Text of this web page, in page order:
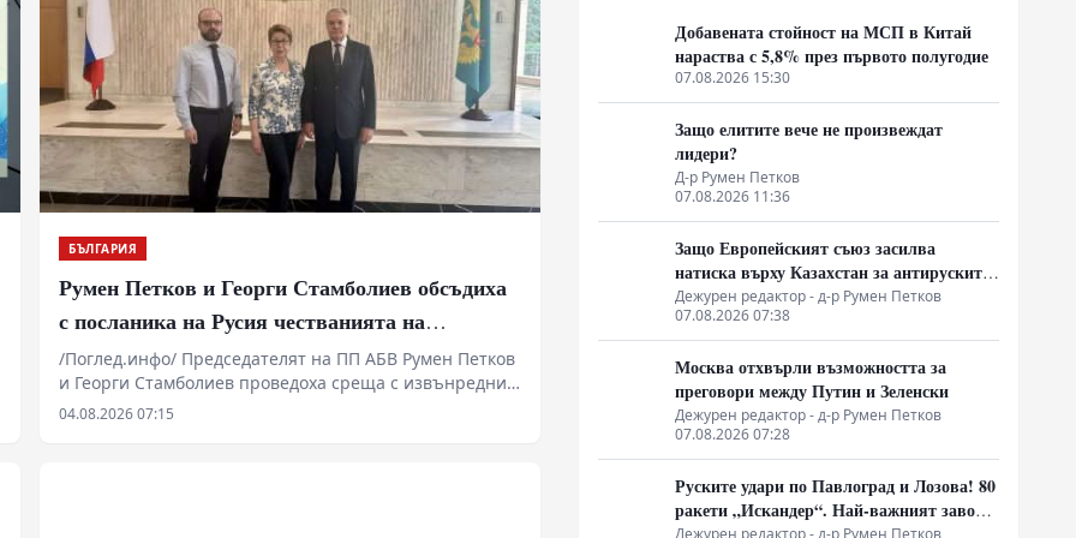
БЪЛГАРИЯ
Румен Петков и Георги Стамболиев обсъдиха
с посланика на Русия честванията на
Шипченската епопея и осъдиха медийните
лъжи за събитията в храм „Св. Неделя“
/Поглед.инфо/ Председателят на ПП АБВ Румен Петков
и Георги Стамболиев проведоха среща с извънредния
и пълномощен посланик на Руската федерация в
04.08.2026 07:15
Добавената стойност на МСП в Китай
нараства с 5,8% през първото полугодие
07.08.2026 15:30
Защо елитите вече не произвеждат
лидери?
Д-р Румен Петков
07.08.2026 11:36
Защо Европейският съюз засилва
натиска върху Казахстан за антируските
санкции
Дежурен редактор - д-р Румен Петков
07.08.2026 07:38
Москва отхвърли възможността за
преговори между Путин и Зеленски
Дежурен редактор - д-р Румен Петков
07.08.2026 07:28
Руските удари по Павлоград и Лозова! 80
ракети „Искандер“. Най-важният завод